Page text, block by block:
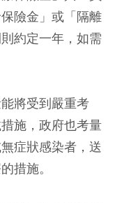
險金」或「隔離
則約定一年，如需
將受到嚴重考
施，政府也考量
症狀感染者，送
措施。